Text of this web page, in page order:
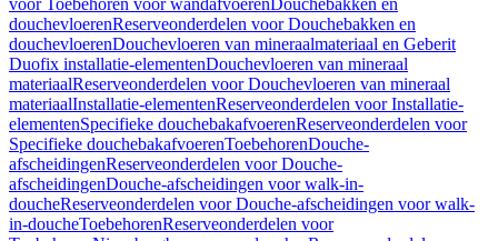
voor Toebehoren voor wandafvoerenDouchebakken en
douchevloerenReserveonderdelen voor Douchebakken en
douchevloerenDouchevloeren van mineraalmateriaal en Geberit
Duofix installatie-elementenDouchevloeren van mineraal
materiaalReserveonderdelen voor Douchevloeren van mineraal
materiaalInstallatie-elementenReserveonderdelen voor Installatie-
elementenSpecifieke douchebakafvoerenReserveonderdelen voor
Specifieke douchebakafvoerenToebehorenDouche-
afscheidingenReserveonderdelen voor Douche-
afscheidingenDouche-afscheidingen voor walk-in-
doucheReserveonderdelen voor Douche-afscheidingen voor walk-
in-doucheToebehorenReserveonderdelen voor